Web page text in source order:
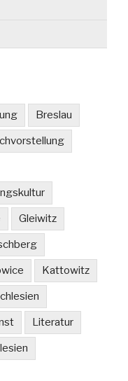
Breslau
Gleiwitz
Kattowitz
Literatur